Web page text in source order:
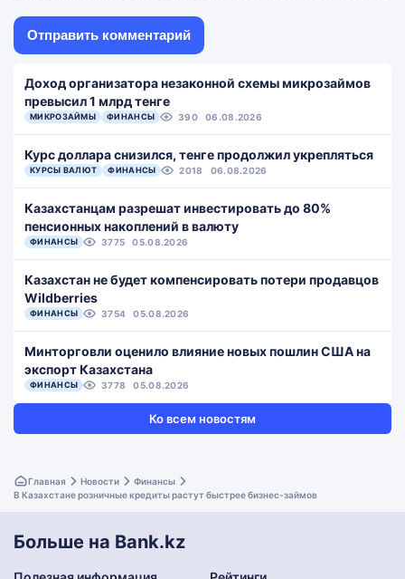
Доход организатора незаконной схемы микрозаймов
превысил 1 млрд тенге
МИКРОЗАЙМЫ ФИНАНСЫ 390 06.08.2026
Курс доллара снизился, тенге продолжил укрепляться
КУРСЫ ВАЛЮТ ФИНАНСЫ 2018 06.08.2026
Казахстанцам разрешат инвестировать до 80%
пенсионных накоплений в валюту
ФИНАНСЫ 3775 05.08.2026
Казахстан не будет компенсировать потери продавцов
Wildberries
ФИНАНСЫ 3754 05.08.2026
Минторговли оценило влияние новых пошлин США на
экспорт Казахстана
ФИНАНСЫ 3778 05.08.2026
Ко всем новостям
Главная Новости
Финансы
В Казахстане розничные кредиты растут быстрее бизнес-займов
Больше на Bank.kz